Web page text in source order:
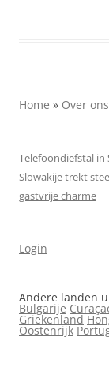
Home » Over ons
Telefoondiefstal in
Slowakije trekt
gastvrije charme
Login
Andere landen
Bulgarije
Griekenland
Oostenrijk